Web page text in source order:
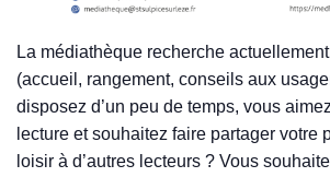
La médiathèque recherche
(accueil, rangement, conseils aux
disposez d’un peu de temps, vous
lecture et souhaitez faire partager votre
loisir à d’autres lecteurs ? Vous